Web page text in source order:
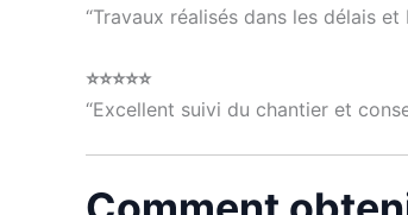
“Travaux réalisés dans les délais et
⭐⭐⭐⭐⭐
“Excellent suivi du chantier et